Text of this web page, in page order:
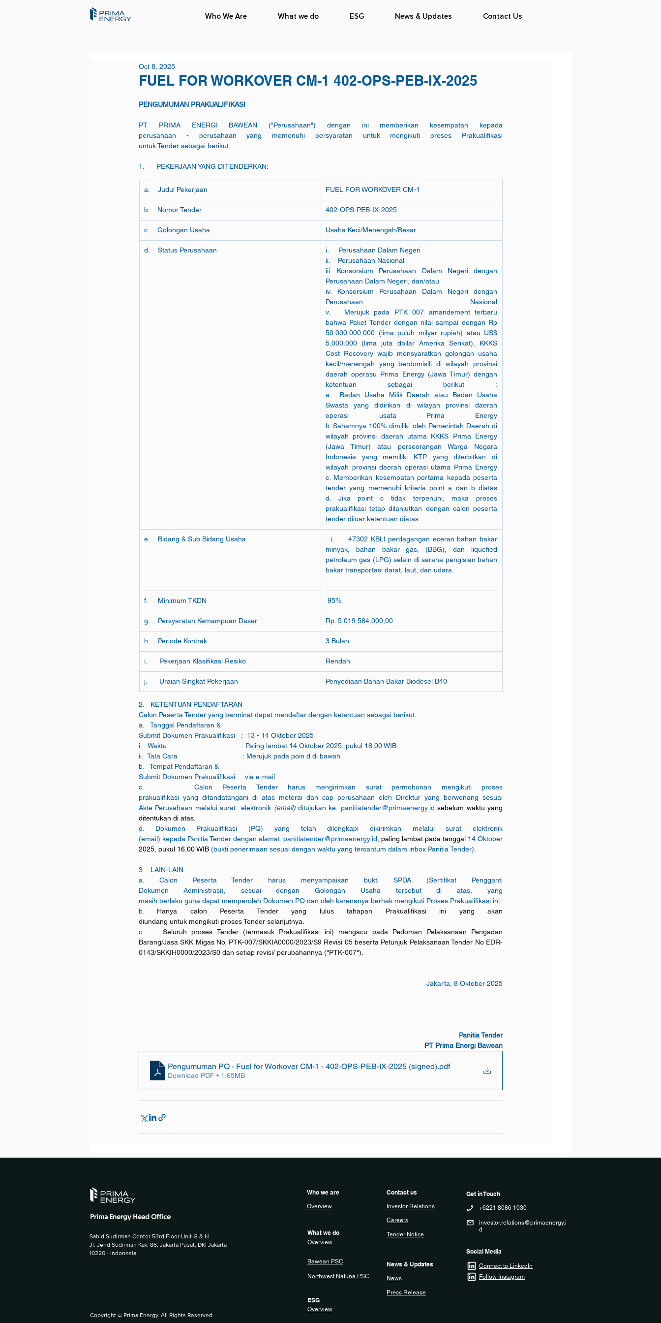
Who We Are What we do ESG News & Updates Contact Us
FUEL FOR WORKOVER CM-1 402-OPS-PEB-IX-2025
Oct 8, 2025
PENGUMUMAN PRAKUALIFIKASI
PT PRIMA ENERGI BAWEAN ("Perusahaan") dengan ini memberikan kesempatan kepada
perusahaan - perusahaan yang memenuhi persyaratan untuk mengikuti proses Prakualifikasi
untuk Tender sebagai berikut:
1.      PEKERJAAN YANG DITENDERKAN:
a.    Judul Pekerjaan FUEL FOR WORKOVER CM-1
b.    Nomor Tender 402-OPS-PEB-IX-2025
c.    Golongan Usaha Usaha Keci/Menengah/Besar
d.    Status Perusahaan
i.     Perusahaan Dalam Negeri
ii.    Perusahaan Nasional
iii. Konsorsium Perusahaan Dalam Negeri dengan
Perusahaan Dalam Negeri, dan/atau
iv. Konsorsium Perusahaan Dalam Negeri dengan
Perusahaan Nasional
v.   Merujuk pada PTK 007 amandement terbaru
bahwa Paket Tender dengan nilai sampai dengan Rp
50.000.000.000 (lima puluh milyar rupiah) atau US$
5.000.000 (lima juta dollar Amerika Serikat), KKKS
Cost Recovery wajib mensyaratkan golongan usaha
kecil/menengah yang berdomisili di wilayah provinsi
daerah operasu Prima Energy (Jawa Timur) dengan
ketentuan sebagai berikut :
a.  Badan Usaha Milik Daerah atau Badan Usaha
Swasta yang didirikan di wilayah provinsi daerah
operasi usata Prima Energy
b. Sahamnya 100% dimiliki oleh Pemerintah Daerah di
wilayah provinsi daerah utama KKKS Prima Energy
(Jawa Timur) atau perseorangan Warga Negara
Indonesia yang memiliki KTP yang diterbitkan di
wilayah provinsi daerah operasi utama Prima Energy
c. Memberikan kesempatan pertama kepada peserta
tender yang memenuhi kriteria point a dan b diatas
d. Jika point c tidak terpenuhi, maka proses
prakualifikasi tetap dilanjutkan dengan calon peserta
tender diluar ketentuan diatas
e.    Bidang & Sub Bidang Usaha
i.     47302 KBLI perdagangan eceran bahan bakar
minyak, bahan bakar gas, (BBG), dan liquefied
petroleum gas (LPG) selain di sarana pengisian bahan
bakar transportasi darat, laut, dan udara.
f.     Minimum TKDN 95%
g.    Persyaratan Kemampuan Dasar Rp. 5.019.584.000,00
h.    Periode Kontrak 3 Bulan
i.      Pekerjaan Klasifikasi Resiko Rendah
j.      Uraian Singkat Pekerjaan Penyediaan Bahan Bakar Biodesel B40
2.   KETENTUAN PENDAFTARAN
Calon Peserta Tender yang berminat dapat mendaftar dengan ketentuan sebagai berikut:
a.   Tanggal Pendaftaran &
Submit Dokumen Prakualifikasi   :  13 - 14 Oktober 2025
i.   Waktu                                      : Paling lambat 14 Oktober 2025, pukul 16.00 WIB
ii.  Tata Cara                                 : Merujuk pada poin d di bawah
b.   Tempat Pendaftaran &
Submit Dokumen Prakualifikasi   : via e-mail
c.     Calon Peserta Tender harus mengirimkan surat permohonan mengikuti proses
prakualifikasi yang ditandatangani di atas meterai dan cap perusahaan oleh Direktur yang berwenang sesuai
Akte Perusahaan melalui surat  elektronik (email) ditujukan ke: panitiatender@primaenergy.id sebelum waktu yang
ditentukan di atas.
d. Dokumen Prakualifikasi (PQ) yang telah dilengkapi dikirimkan melalui surat elektronik
(email) kepada Panitia Tender dengan alamat: panitiatender@primaenergy.id , paling lambat pada tanggal 14 Oktober
2025 pukul 16.00 WIB (bukti penerimaan sesuai dengan waktu yang tercantum dalam inbox Panitia Tender).
3.   LAIN-LAIN
a. Calon Peserta Tender harus menyampaikan bukti SPDA (Sertifikat Pengganti
Dokumen Administrasi), sesuai dengan Golongan Usaha tersebut di atas, yang
masih berlaku guna dapat memperoleh Dokumen PQ dan oleh karenanya berhak mengikuti Proses Prakualifikasi ini.
b. Hanya calon Peserta Tender yang lulus tahapan Prakualifikasi ini yang akan
diundang untuk mengikuti proses Tender selanjutnya.
c. Seluruh proses Tender (termasuk Prakualifikasi ini) mengacu pada Pedoman Pelaksanaan Pengadan
Barang/Jasa SKK Migas No. PTK-007/SKKIA0000/2023/S9 Revisi 05 beserta Petunjuk Pelaksanaan Tender No EDR-
0143/SKKIH0000/2023/S0 dan setiap revisi/ perubahannya ("PTK-007").
Jakarta, 8 Oktober 2025
Panitia Tender
PT Prima Energi Bawean
Pengumuman PQ - Fuel for Workover CM-1 - 402-OPS-PEB-IX-2025 (signed).pdf
Download PDF • 1.65MB
Prima Energy Head Office
Sahid Sudirman Center 53rd Floor Unit G & H
Jl. Jend Sudirman Kav. 86, Jakarta Pusat, DKI Jakarta
10220 - Indonesia.
Who we are
Overview
Contact us
Investor Relations
Get in Touch
+6221 8086 1030
What we do
investor.relations@primaenergy.i
d
Social Media
Bawean PSC
Northwest Natuna PSC
News & Updates
News
Connect to LinkedIn
ESG
Press Release
Copyright © Prima Energy. All Rights Reserved.
Overview
Careers
Tender Notice
Overview
Follow Instagram